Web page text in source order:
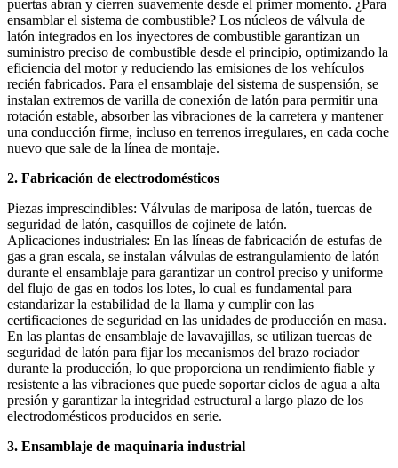
puertas abran y cierren suavemente desde el primer momento. ¿Para
ensamblar el sistema de combustible? Los núcleos de válvula de
latón integrados en los inyectores de combustible garantizan un
suministro preciso de combustible desde el principio, optimizando la
eficiencia del motor y reduciendo las emisiones de los vehículos
recién fabricados. Para el ensamblaje del sistema de suspensión, se
instalan extremos de varilla de conexión de latón para permitir una
rotación estable, absorber las vibraciones de la carretera y mantener
una conducción firme, incluso en terrenos irregulares, en cada coche
nuevo que sale de la línea de montaje.
2. Fabricación de electrodomésticos
Piezas imprescindibles: Válvulas de mariposa de latón, tuercas de
seguridad de latón, casquillos de cojinete de latón.
Aplicaciones industriales: En las líneas de fabricación de estufas de
gas a gran escala, se instalan válvulas de estrangulamiento de latón
durante el ensamblaje para garantizar un control preciso y uniforme
del flujo de gas en todos los lotes, lo cual es fundamental para
estandarizar la estabilidad de la llama y cumplir con las
certificaciones de seguridad en las unidades de producción en masa.
En las plantas de ensamblaje de lavavajillas, se utilizan tuercas de
seguridad de latón para fijar los mecanismos del brazo rociador
durante la producción, lo que proporciona un rendimiento fiable y
resistente a las vibraciones que puede soportar ciclos de agua a alta
presión y garantizar la integridad estructural a largo plazo de los
electrodomésticos producidos en serie.
3. Ensamblaje de maquinaria industrial